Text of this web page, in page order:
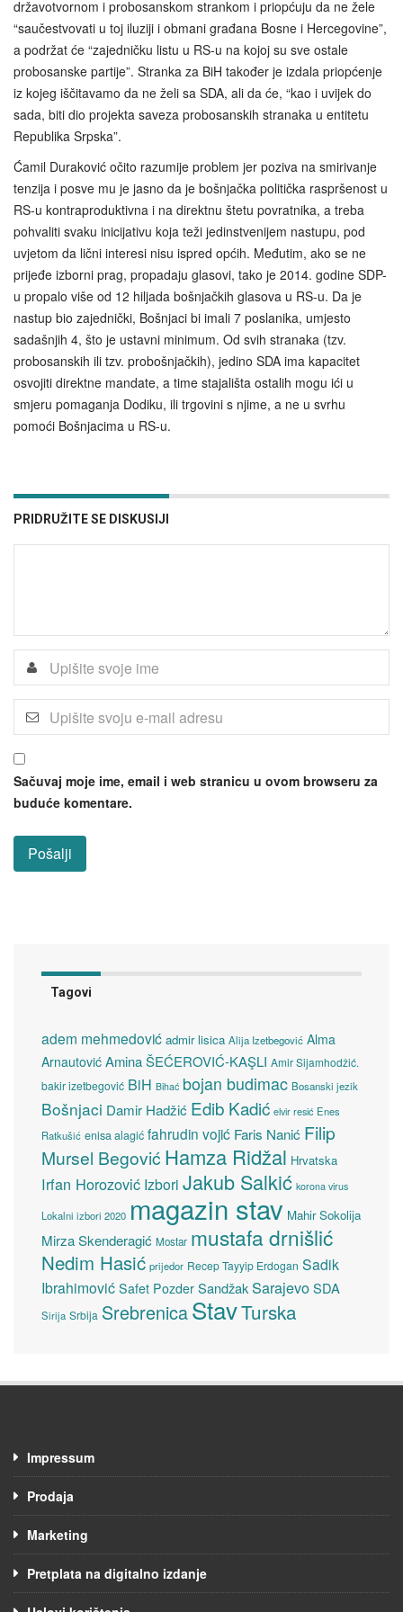
državotvornom i probosanskom strankom i priopćuju da ne žele
“saučestvovati u toj iluziji i obmani građana Bosne i Hercegovine”,
a podržat će “zajedničku listu u RS-u na kojoj su sve ostale
probosanske partije”. Stranka za BiH također je izdala priopćenje
iz kojeg iščitavamo da ne želi sa SDA, ali da će, “kao i uvijek do
sada, biti dio projekta saveza probosanskih stranaka u entitetu
Republika Srpska”.
Ćamil Duraković očito razumije problem jer poziva na smirivanje
tenzija i posve mu je jasno da je bošnjačka politička raspršenost u
RS-u kontraproduktivna i na direktnu štetu povratnika, a treba
pohvaliti svaku inicijativu koja teži jedinstvenijem nastupu, pod
uvjetom da lični interesi nisu ispred općih. Međutim, ako se ne
prijeđe izborni prag, propadaju glasovi, tako je 2014. godine SDP-
u propalo više od 12 hiljada bošnjačkih glasova u RS-u. Da je
nastup bio zajednički, Bošnjaci bi imali 7 poslanika, umjesto
sadašnjih 4, što je ustavni minimum. Od svih stranaka (tzv.
probosanskih ili tzv. probošnjačkih), jedino SDA ima kapacitet
osvojiti direktne mandate, a time stajališta ostalih mogu ići u
smjeru pomaganja Dodiku, ili trgovini s njime, a ne u svrhu
pomoći Bošnjacima u RS-u.
PRIDRUŽITE SE DISKUSIJI
Sačuvaj moje ime, email i web stranicu u ovom browseru za
buduće komentare.
Tagovi
adem mehmedović admir lisica Alija Izetbegović Alma
Arnautović Amina ŠEĆEROVIĆ-KAŞLI Amir Sijamhodžić.
bakir izetbegović BiH Bihać bojan budimac Bosanski jezik
Bošnjaci Damir Hadžić Edib Kadić elvir resić Enes
Ratkušić enisa alagić fahrudin vojić Faris Nanić Filip
Mursel Begović Hamza Ridžal Hrvatska
Irfan Horozović Izbori Jakub Salkić korona virus
Lokalni izbori 2020 magazin stav Mahir Sokolija
Mirza Skenderagić Mostar mustafa drnišlić
Nedim Hasić prijedor Recep Tayyip Erdogan Sadik
Ibrahimović Safet Pozder SandžakSarajevoSDA
Sirija Srbija SrebrenicaStavTurska
Impressum
Prodaja
Marketing
Pretplata na digitalno izdanje